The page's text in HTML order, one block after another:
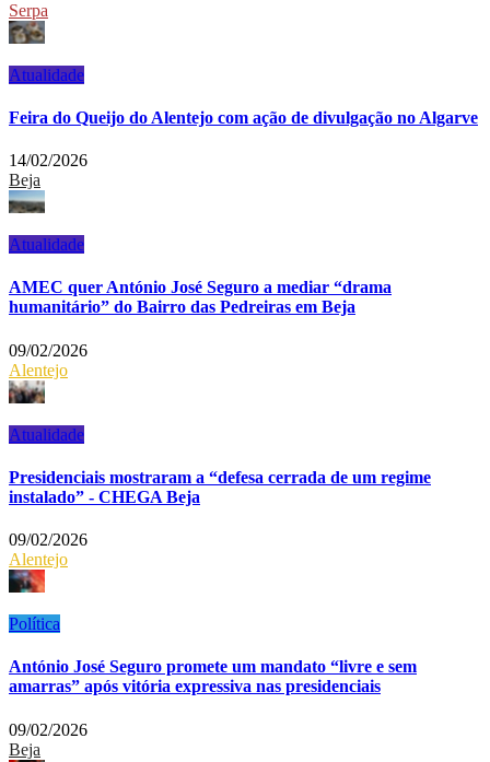
Serpa
Atualidade
Feira do Queijo do Alentejo com ação de divulgação no Algarve
14/02/2026
Beja
Atualidade
AMEC quer António José Seguro a mediar “drama
humanitário” do Bairro das Pedreiras em Beja
09/02/2026
Alentejo
Atualidade
Presidenciais mostraram a “defesa cerrada de um regime
instalado” - CHEGA Beja
09/02/2026
Alentejo
Política
António José Seguro promete um mandato “livre e sem
amarras” após vitória expressiva nas presidenciais
09/02/2026
Beja